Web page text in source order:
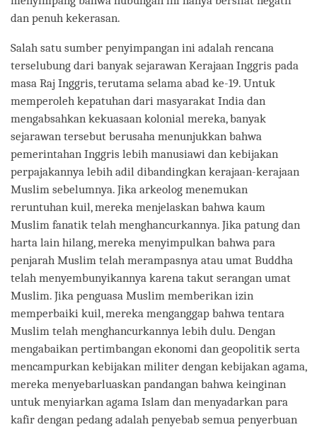
dan penuh kekerasan.
Salah satu sumber penyimpangan ini adalah rencana
terselubung dari banyak sejarawan Kerajaan Inggris pada
masa Raj Inggris, terutama selama abad ke-19. Untuk
memperoleh kepatuhan dari masyarakat India dan
mengabsahkan kekuasaan kolonial mereka, banyak
sejarawan tersebut berusaha menunjukkan bahwa
pemerintahan Inggris lebih manusiawi dan kebijakan
perpajakannya lebih adil dibandingkan kerajaan-kerajaan
Muslim sebelumnya. Jika arkeolog menemukan
reruntuhan kuil, mereka menjelaskan bahwa kaum
Muslim fanatik telah menghancurkannya. Jika patung dan
harta lain hilang, mereka menyimpulkan bahwa para
penjarah Muslim telah merampasnya atau umat Buddha
telah menyembunyikannya karena takut serangan umat
Muslim. Jika penguasa Muslim memberikan izin
memperbaiki kuil, mereka menganggap bahwa tentara
Muslim telah menghancurkannya lebih dulu. Dengan
mengabaikan pertimbangan ekonomi dan geopolitik serta
mencampurkan kebijakan militer dengan kebijakan agama,
mereka menyebarluaskan pandangan bahwa keinginan
untuk menyiarkan agama Islam dan menyadarkan para
kafir dengan pedang adalah penyebab semua penyerbuan